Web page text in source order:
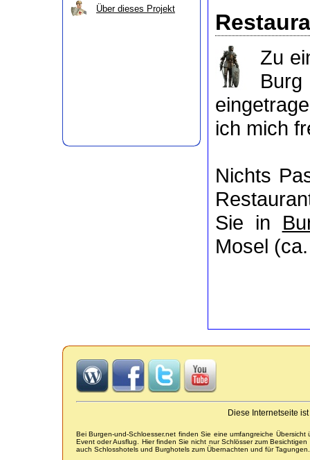
Über dieses Projekt
Zu
ich mich
Nichts
Sie in
Mosel
Diese Internetseite
Bei Burgen-und-Schloesser.net finden Sie eine umfangreiche
Event oder Ausflug. Hier finden Sie nicht nur Schlösser zum
auch Schlosshotels und Burghotels zum Übernachten und für Tagungen.